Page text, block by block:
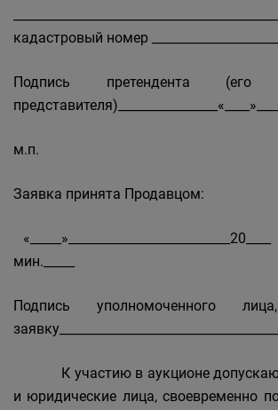
кадастровый номер
Подпись претендента (его
м.п.
Заявка принята Продавцом:
мин._____
Подпись уполномоченного
К участию в аукционе
и юридические лица, своевременно